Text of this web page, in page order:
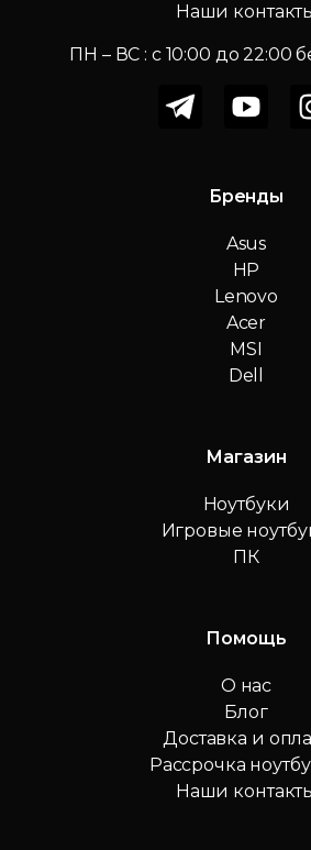
Наши
ПН – ВС : c 10:00 до 22:00
Бренды
Asus
HP
Lenovo
Acer
MSI
Dell
Магазин
Ноутбуки
Игровые
ПК
Помощь
О нас
Блог
Доставка и
Рассрочка
Наши